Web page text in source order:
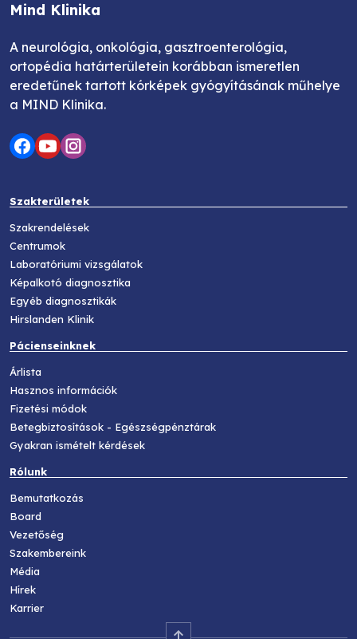
Mind Klinika
A neurológia, onkológia, gasztroenterológia,
ortopédia határterületein korábban ismeretlen
eredetűnek tartott kórképek gyógyításának műhelye
a MIND Klinika.
Szakterületek
Szakrendelések
Centrumok
Laboratóriumi vizsgálatok
Képalkotó diagnosztika
Egyéb diagnosztikák
Hirslanden Klinik
Pácienseinknek
Árlista
Hasznos információk
Fizetési módok
Betegbiztosítások - Egészségpénztárak
Gyakran ismételt kérdések
Rólunk
Bemutatkozás
Board
Vezetőség
Szakembereink
Média
Hírek
Karrier